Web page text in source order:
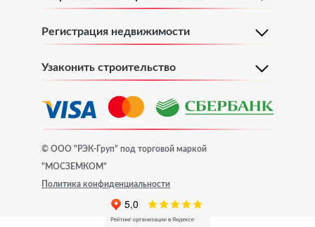
Поэтажный план и экспликация квартиры
Поэтажный план и экспликация дома
Поэтажный план и экспликация здания
Регистрация недвижимости
Узаконить строительство
© ООО "РЭК-Груп" под торговой маркой
"МОСЗЕМКОМ"
Политика конфиденциальности